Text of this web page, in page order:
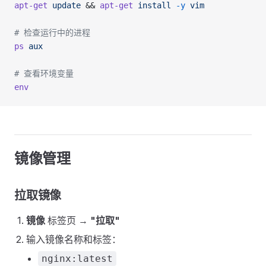
apt-get update && apt-get install -y vim
# 检查运行中的进程
ps aux
# 查看环境变量
env
镜像管理
拉取镜像
镜像标签页 → "拉取"
输入镜像名称和标签：
nginx:latest